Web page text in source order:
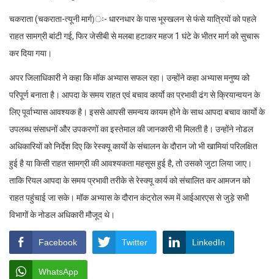
चकराता (चकराता-त्यूनी मार्ग)ः- धारनधार के पास भूस्खलन से फंसे यात्रियों को पहले
राहत सामग्री बांटी गई, फिर जेसीबी से मलबा हटाकर महज 1 घंटे के भीतर मार्ग को सुचारू
कर दिया गया।
अपर जिलाधिकारी ने कहा कि मॉक अभ्यास सफल रहा। उन्होंने कहा अभ्यास मनुष्य को
परिपूर्ण बनाता है। आपदा के समय राहत एवं बचाव कार्याे का प्रभावी ढंग से क्रियान्वयन के
लिए पूर्वाभ्यास आवश्यक है। इससे आपसी समन्वय कायम होने के साथ आपदा बचाव कार्याे के
उपलब्ध संसाधनों और उपकरणों का इस्तेमाल की जानकारी भी मिलती है। उन्होंने नोडल
अधिकारियों को निर्देश दिए कि रेस्क्यू कार्याे के संचालन के दौरान जो भी खामियां परिलक्षित
हुई है या किसी राहत सामग्री की आवश्यकता महसूस हुई है, तो उसको जुटा लिया जाए।
ताकि रियल आपदा के समय प्रभावी तरीके से रेस्क्यू कार्य को संचालित कर आमजन को
राहत पहुंचाई जा सके। मॉक अभ्यास के दौरान कंट्रोल रूम में आईआरएस से जुड़े सभी
विभागों के नोडल अधिकारी मौजूद थे।
Facebook Twitter LinkedIn
WhatsApp